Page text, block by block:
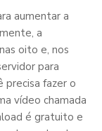
aumentar a
a
oito e, nos
para
precisa fazer o
vídeo chamada
é gratuito e